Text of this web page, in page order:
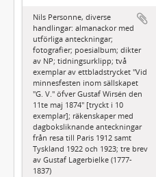
Nils Personne, diverse
handlingar: almanackor med
utförliga anteckningar;
fotografier; poesialbum; dikter
av NP; tidningsurklipp; två
exemplar av ettbladstrycket "Vid
minnesfesten inom sällskapet
"G. V." öfver Gustaf Wirsén den
11te maj 1874" [tryckt i 10
exemplar]; räkenskaper med
dagboksliknande anteckningar
från resa till Paris 1912 samt
Tyskland 1922 och 1923; tre brev
av Gustaf Lagerbielke (1777-
1837)